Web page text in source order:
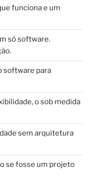
funciona e um
só software.
software para
o sob medida
sem arquitetura
se fosse um projeto